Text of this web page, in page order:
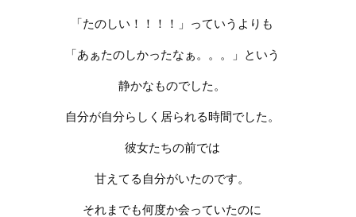
「たのしい！！！！」っていうよりも
「あぁたのしかったなぁ。。。」という
静かなものでした。
自分が自分らしく居られる時間でした。
彼女たちの前では
甘えてる自分がいたのです。
それまでも何度か会っていたのに